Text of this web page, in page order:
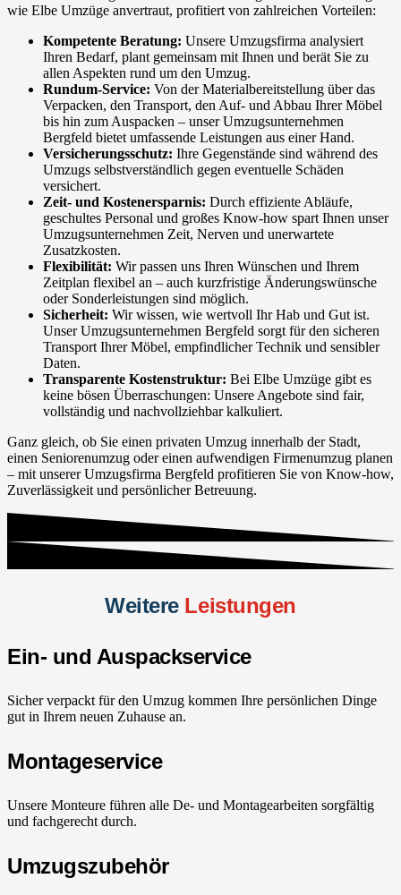
wie Elbe Umzüge anvertraut, profitiert von zahlreichen Vorteilen:
Kompetente Beratung: Unsere Umzugsfirma analysiert
Ihren Bedarf, plant gemeinsam mit Ihnen und berät Sie zu
allen Aspekten rund um den Umzug.
Rundum-Service: Von der Materialbereitstellung über das
Verpacken, den Transport, den Auf- und Abbau Ihrer Möbel
bis hin zum Auspacken – unser Umzugsunternehmen
Bergfeld bietet umfassende Leistungen aus einer Hand.
Versicherungsschutz: Ihre Gegenstände sind während des
Umzugs selbstverständlich gegen eventuelle Schäden
versichert.
Zeit- und Kostenersparnis: Durch effiziente Abläufe,
geschultes Personal und großes Know-how spart Ihnen unser
Umzugsunternehmen Zeit, Nerven und unerwartete
Zusatzkosten.
Flexibilität: Wir passen uns Ihren Wünschen und Ihrem
Zeitplan flexibel an – auch kurzfristige Änderungswünsche
oder Sonderleistungen sind möglich.
Sicherheit: Wir wissen, wie wertvoll Ihr Hab und Gut ist.
Unser Umzugsunternehmen Bergfeld sorgt für den sicheren
Transport Ihrer Möbel, empfindlicher Technik und sensibler
Daten.
Transparente Kostenstruktur: Bei Elbe Umzüge gibt es
keine bösen Überraschungen: Unsere Angebote sind fair,
vollständig und nachvollziehbar kalkuliert.
Ganz gleich, ob Sie einen privaten Umzug innerhalb der Stadt,
einen Seniorenumzug oder einen aufwendigen Firmenumzug planen
– mit unserer Umzugsfirma Bergfeld profitieren Sie von Know-how,
Zuverlässigkeit und persönlicher Betreuung.
Weitere Leistungen
Ein- und Auspackservice
Sicher verpackt für den Umzug kommen Ihre persönlichen Dinge
gut in Ihrem neuen Zuhause an.
Montageservice
Unsere Monteure führen alle De- und Montagearbeiten sorgfältig
und fachgerecht durch.
Umzugszubehör